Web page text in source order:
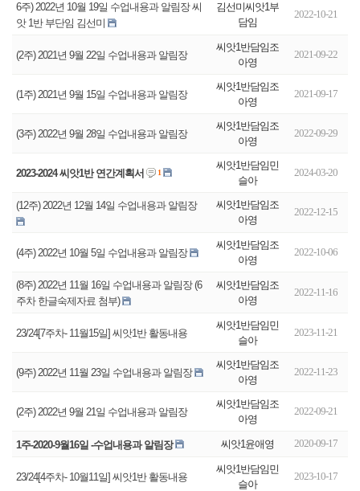
6주) 2022년 10월 19일 수업내용과 알림장 씨
앗 1반 부단임 김선미
김선미씨앗1부
담임
2022-10-21
(2주) 2021년 9월 22일 수업내용과 알림장
씨앗1반담임조
아영
2021-09-22
(1주) 2021년 9월 15일 수업내용과 알림장
씨앗1반담임조
아영
2021-09-17
(3주) 2022년 9월 28일 수업내용과 알림장
씨앗1반담임조
아영
2022-09-29
2023-2024 씨앗1반 연간계획서 1
씨앗1반담임민
슬아
2024-03-20
(12주) 2022년 12월 14일 수업내용과 알림장
씨앗1반담임조
아영
2022-12-15
(4주) 2022년 10월 5일 수업내용과 알림장
씨앗1반담임조
아영
2022-10-06
(8주) 2022년 11월 16일 수업내용과 알림장 (6
주차 한글숙제자료 첨부)
씨앗1반담임조
아영
2022-11-16
23/24[7주차- 11월15일] 씨앗1반 활동내용
씨앗1반담임민
슬아
2023-11-21
(9주) 2022년 11월 23일 수업내용과 알림장
씨앗1반담임조
아영
2022-11-23
(2주) 2022년 9월 21일 수업내용과 알림장
씨앗1반담임조
아영
2022-09-21
1주-2020-9월16일 -수업내용과 알림장 씨앗1윤애영 2020-09-17
23/24[4주차- 10월11일] 씨앗1반 활동내용
씨앗1반담임민
슬아
2023-10-17